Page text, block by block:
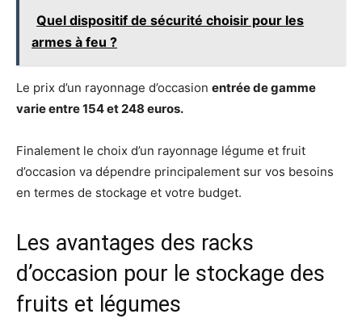
Quel dispositif de sécurité choisir pour les
armes à feu ?
Le prix d’un rayonnage d’occasion entrée de gamme
varie entre 154 et 248 euros.
Finalement le choix d’un rayonnage légume et fruit
d’occasion va dépendre principalement sur vos besoins
en termes de stockage et votre budget.
Les avantages des racks
d’occasion pour le stockage des
fruits et légumes